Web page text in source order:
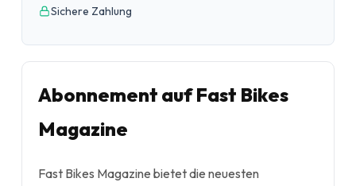
Sichere Zahlung
Abonnement auf Fast Bikes
Magazine
Fast Bikes Magazine bietet die neuesten